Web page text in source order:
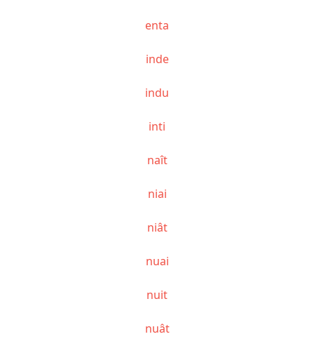
enta
inde
indu
inti
naît
niai
niât
nuai
nuit
nuât